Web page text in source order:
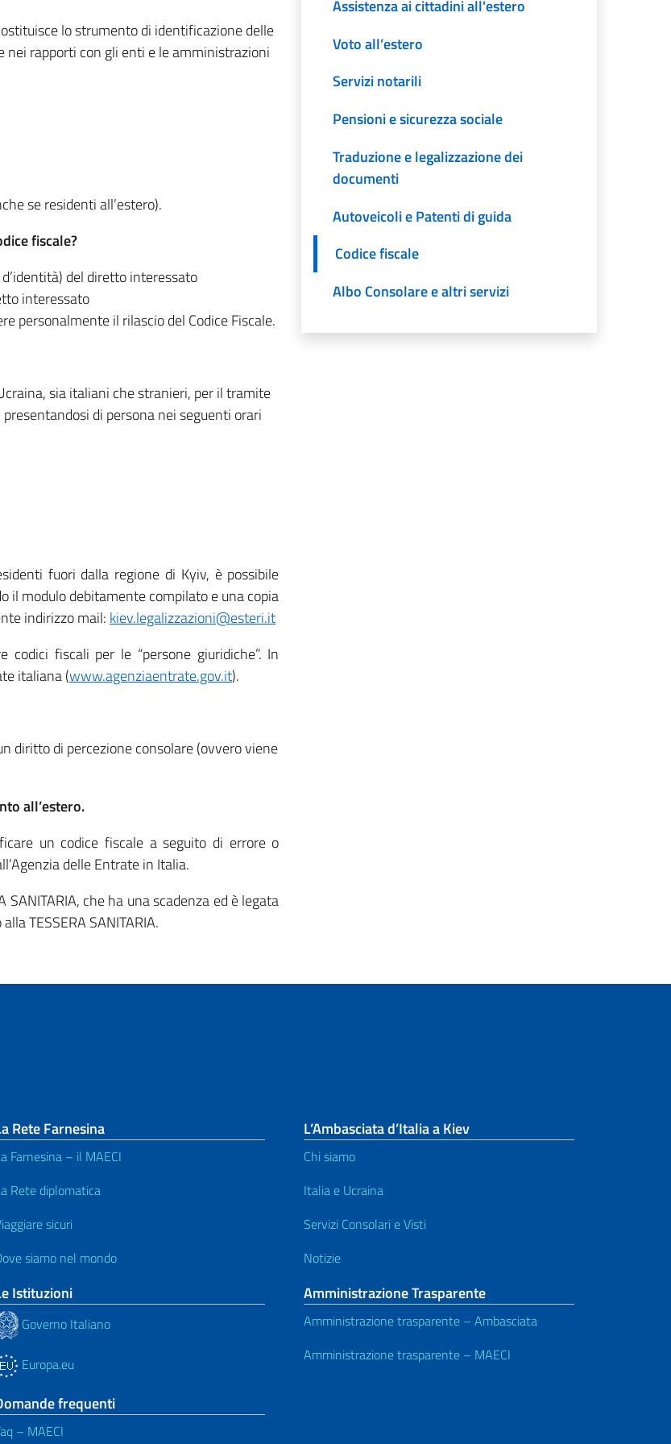
lo strumento di identificazione delle
nei rapporti con gli enti e le amministrazioni
se residenti all’estero).
fiscale?
del diretto interessato
interessato
personalmente il rilascio del Codice Fiscale.
sia italiani che stranieri, per il tramite
di persona nei seguenti orari
fuori dalla regione di Kyiv, è possibile
il modulo debitamente compilato e una copia
indirizzo mail: kiev.legalizzazioni@esteri.it
fiscali per le “persone giuridiche”. In
italiana (www.agenziaentrate.gov.it).
diritto di percezione consolare (ovvero viene
all’estero.
un codice fiscale a seguito di errore o
delle Entrate in Italia.
SANITARIA, che ha una scadenza ed è legata
TESSERA SANITARIA.
Assistenza ai cittadini all'estero
Voto all’estero
Servizi notarili
Pensioni e sicurezza sociale
Traduzione e legalizzazione dei
documenti
Autoveicoli e Patenti di guida
Codice fiscale
Albo Consolare e altri servizi
Rete Farnesina
Farnesina – il MAECI
Rete diplomatica
sicuri
siamo nel mondo
Istituzioni
Governo Italiano
Europa.eu
frequenti
– MAECI
L’Ambasciata d’Italia a Kiev
Chi siamo
Italia e Ucraina
Servizi Consolari e Visti
Notizie
Amministrazione Trasparente
Amministrazione trasparente – Ambasciata
Amministrazione trasparente – MAECI